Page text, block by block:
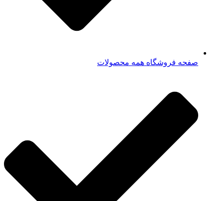
صفحه فروشگاه همه محصولات​